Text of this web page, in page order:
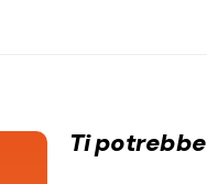
Ti